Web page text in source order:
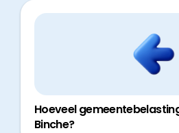
Hoeveel
Binche?